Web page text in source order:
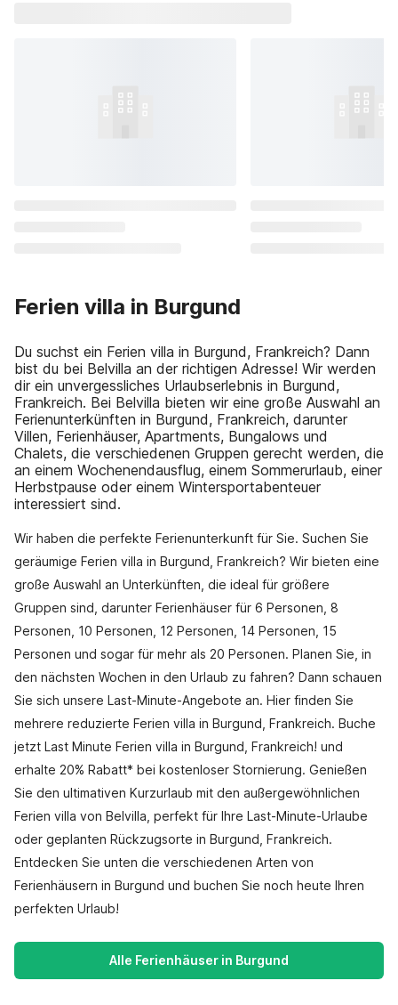
Ferien villa in Burgund
Du suchst ein Ferien villa in Burgund, Frankreich? Dann
bist du bei Belvilla an der richtigen Adresse! Wir werden
dir ein unvergessliches Urlaubserlebnis in Burgund,
Frankreich. Bei Belvilla bieten wir eine große Auswahl an
Ferienunterkünften in Burgund, Frankreich, darunter
Villen, Ferienhäuser, Apartments, Bungalows und
Chalets, die verschiedenen Gruppen gerecht werden, die
an einem Wochenendausflug, einem Sommerurlaub, einer
Herbstpause oder einem Wintersportabenteuer
interessiert sind.
Wir haben die perfekte Ferienunterkunft für Sie. Suchen Sie
geräumige Ferien villa in Burgund, Frankreich? Wir bieten eine
große Auswahl an Unterkünften, die ideal für größere
Gruppen sind, darunter Ferienhäuser für 6 Personen, 8
Personen, 10 Personen, 12 Personen, 14 Personen, 15
Personen und sogar für mehr als 20 Personen. Planen Sie, in
den nächsten Wochen in den Urlaub zu fahren? Dann schauen
Sie sich unsere Last-Minute-Angebote an. Hier finden Sie
mehrere reduzierte Ferien villa in Burgund, Frankreich. Buche
jetzt Last Minute Ferien villa in Burgund, Frankreich! und
erhalte 20% Rabatt* bei kostenloser Stornierung. Genießen
Sie den ultimativen Kurzurlaub mit den außergewöhnlichen
Ferien villa von Belvilla, perfekt für Ihre Last-Minute-Urlaube
oder geplanten Rückzugsorte in Burgund, Frankreich.
Entdecken Sie unten die verschiedenen Arten von
Ferienhäusern in Burgund und buchen Sie noch heute Ihren
perfekten Urlaub!
Alle Ferienhäuser in Burgund